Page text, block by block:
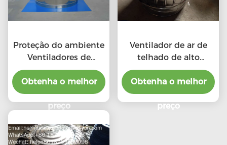
Proteção do ambiente
Ventiladores de
telhado de escape de
alta CFM com
ventiladores
profissionais
Obtenha o melhor
preço
Ventilador de ar de
telhado de alto
desempenho em
relação ao custo para
produto profissional
Obtenha o melhor
preço